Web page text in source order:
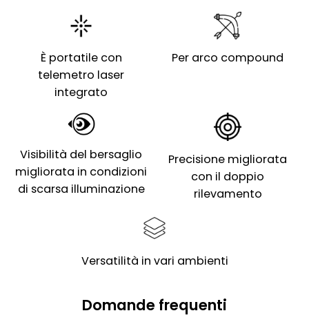
È portatile con
telemetro laser
integrato
Per arco compound
Visibilità del bersaglio
migliorata in condizioni
di scarsa illuminazione
Precisione migliorata
con il doppio
rilevamento
Versatilità in vari ambienti
Domande frequenti